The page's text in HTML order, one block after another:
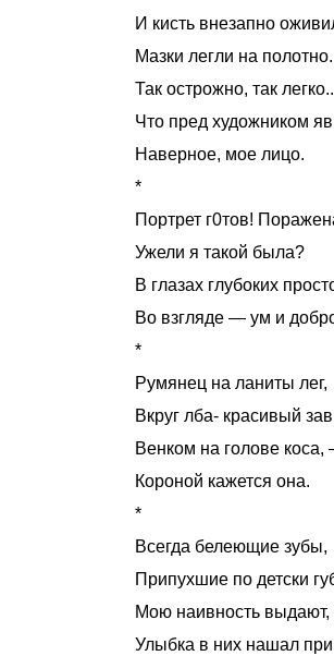
И кисть внезапно
Мазки легли на полотно.
Так острожно, так
Что пред художником
Наверное, мое лицо.
*
Портрет г0тов!
Ужели я такой была?
В глазах глубоких
Во взгляде — ум и
*
Румянец на ланиты лег,
Вкруг лба- красивый
Венком на голове
Короной кажется она.
*
Всегда белеющие зубы,
Припухшие по детски
Мою наивность выдают,
Улыбка в них нашал